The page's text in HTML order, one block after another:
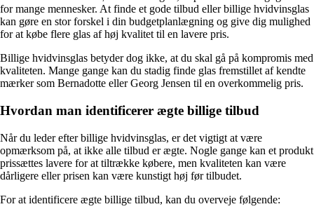
for mange mennesker. At finde et gode tilbud eller billige hvidvinsglas
kan gøre en stor forskel i din budgetplanlægning og give dig mulighed
for at købe flere glas af høj kvalitet til en lavere pris.
Billige hvidvinsglas betyder dog ikke, at du skal gå på kompromis med
kvaliteten. Mange gange kan du stadig finde glas fremstillet af kendte
mærker som Bernadotte eller Georg Jensen til en overkommelig pris.
Hvordan man identificerer ægte billige tilbud
Når du leder efter billige hvidvinsglas, er det vigtigt at være
opmærksom på, at ikke alle tilbud er ægte. Nogle gange kan et produkt
prissættes lavere for at tiltrække købere, men kvaliteten kan være
dårligere eller prisen kan være kunstigt høj før tilbudet.
For at identificere ægte billige tilbud, kan du overveje følgende: